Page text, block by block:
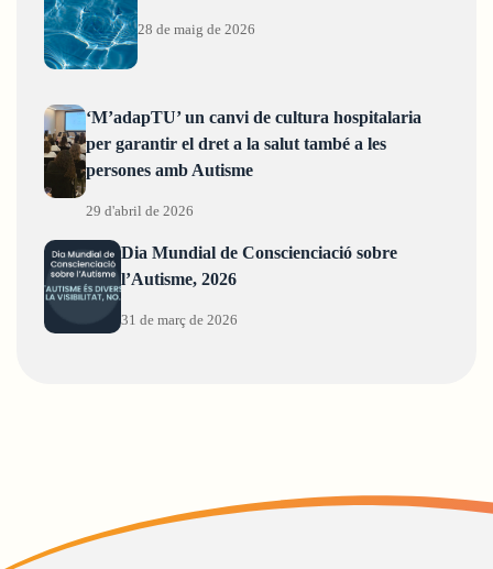
28 de maig de 2026
‘M’adapTU’ un canvi de cultura hospitalaria
per garantir el dret a la salut també a les
persones amb Autisme
29 d'abril de 2026
Dia Mundial de Conscienciació sobre
l’Autisme, 2026
31 de març de 2026